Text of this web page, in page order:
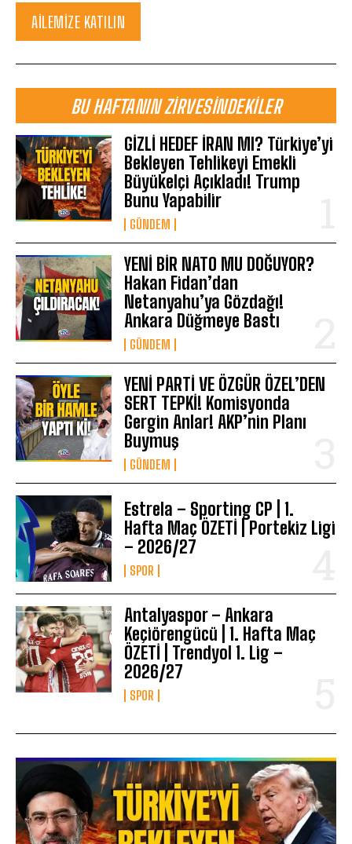
AILEMIZE KATILIN
BU HAFTANIN ZIRVESINDEKILER
GİZLİ HEDEF İRAN MI? Türkiye’yi
Bekleyen Tehlikeyi Emekli
Büyükelçi Açıkladı! Trump
Bunu Yapabilir
GÜNDEM
YENİ BİR NATO MU DOĞUYOR?
Hakan Fidan’dan
Netanyahu’ya Gözdağı!
Ankara Düğmeye Bastı
GÜNDEM
YENİ PARTİ VE ÖZGÜR ÖZEL’DEN
SERT TEPKİ! Komisyonda
Gergin Anlar! AKP’nin Planı
Buymuş
GÜNDEM
Estrela – Sporting CP | 1.
Hafta Maç ÖZETİ | Portekiz Ligi
– 2026/27
SPOR
Antalyaspor – Ankara
Keçiörengücü | 1. Hafta Maç
ÖZETİ | Trendyol 1. Lig –
2026/27
SPOR